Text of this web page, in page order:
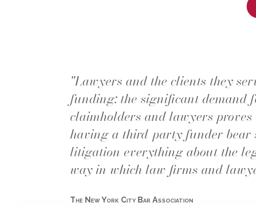
"Lawyers and the clients they
funding: the significant demand
claimholders and lawyers
having a third-party funder bear
litigation everything about the
way in which law firms and
The New York City Bar Association